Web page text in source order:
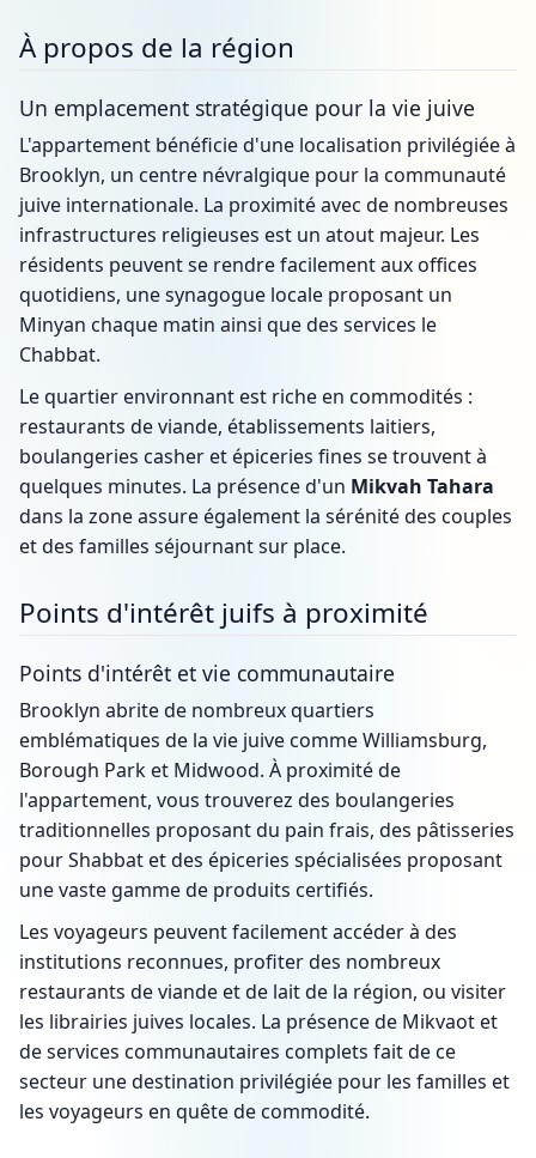
À propos de la région
Un emplacement stratégique pour la vie juive
L'appartement bénéficie d'une localisation privilégiée à
Brooklyn, un centre névralgique pour la communauté
juive internationale. La proximité avec de nombreuses
infrastructures religieuses est un atout majeur. Les
résidents peuvent se rendre facilement aux offices
quotidiens, une synagogue locale proposant un
Minyan chaque matin ainsi que des services le
Chabbat.
Le quartier environnant est riche en commodités :
restaurants de viande, établissements laitiers,
boulangeries casher et épiceries fines se trouvent à
quelques minutes. La présence d'un Mikvah Tahara
dans la zone assure également la sérénité des couples
et des familles séjournant sur place.
Points d'intérêt juifs à proximité
Points d'intérêt et vie communautaire
Brooklyn abrite de nombreux quartiers
emblématiques de la vie juive comme Williamsburg,
Borough Park et Midwood. À proximité de
l'appartement, vous trouverez des boulangeries
traditionnelles proposant du pain frais, des pâtisseries
pour Shabbat et des épiceries spécialisées proposant
une vaste gamme de produits certifiés.
Les voyageurs peuvent facilement accéder à des
institutions reconnues, profiter des nombreux
restaurants de viande et de lait de la région, ou visiter
les librairies juives locales. La présence de Mikvaot et
de services communautaires complets fait de ce
secteur une destination privilégiée pour les familles et
les voyageurs en quête de commodité.